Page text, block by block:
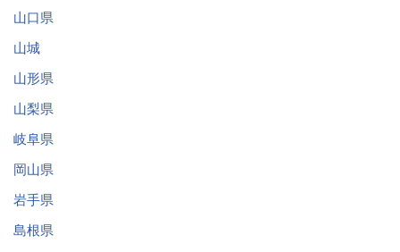
山口県
山城
山形県
山梨県
岐阜県
岡山県
岩手県
島根県